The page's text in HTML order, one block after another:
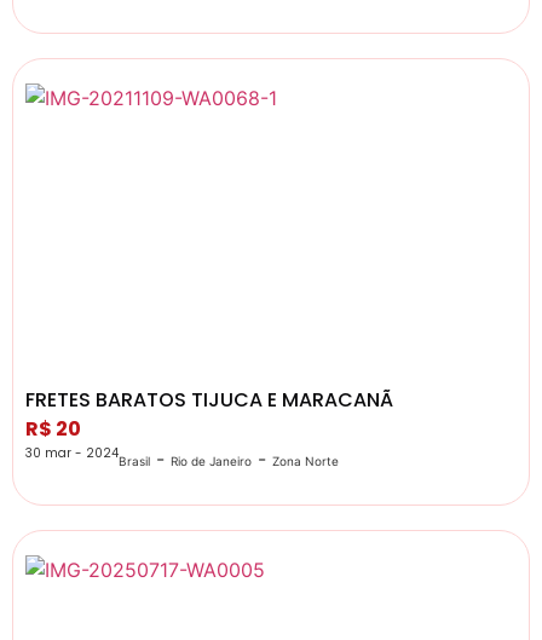
FRETES BARATOS TIJUCA E MARACANÃ
R$ 20
30 mar - 2024Brasil - Rio de Janeiro - Zona Norte